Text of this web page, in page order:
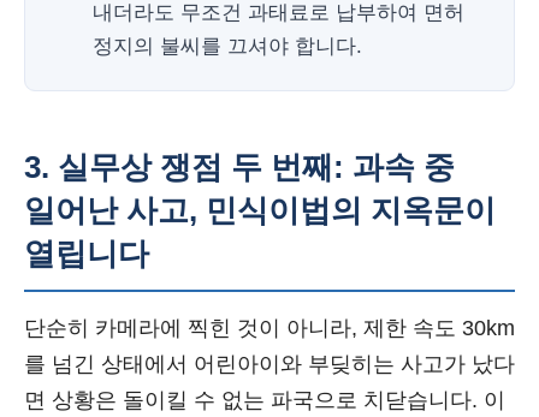
내더라도 무조건 과태료로 납부하여 면허
정지의 불씨를 끄셔야 합니다.
3. 실무상 쟁점 두 번째: 과속 중
일어난 사고, 민식이법의 지옥문이
열립니다
단순히 카메라에 찍힌 것이 아니라, 제한 속도 30km
를 넘긴 상태에서 어린아이와 부딪히는 사고가 났다
면 상황은 돌이킬 수 없는 파국으로 치닫습니다. 이